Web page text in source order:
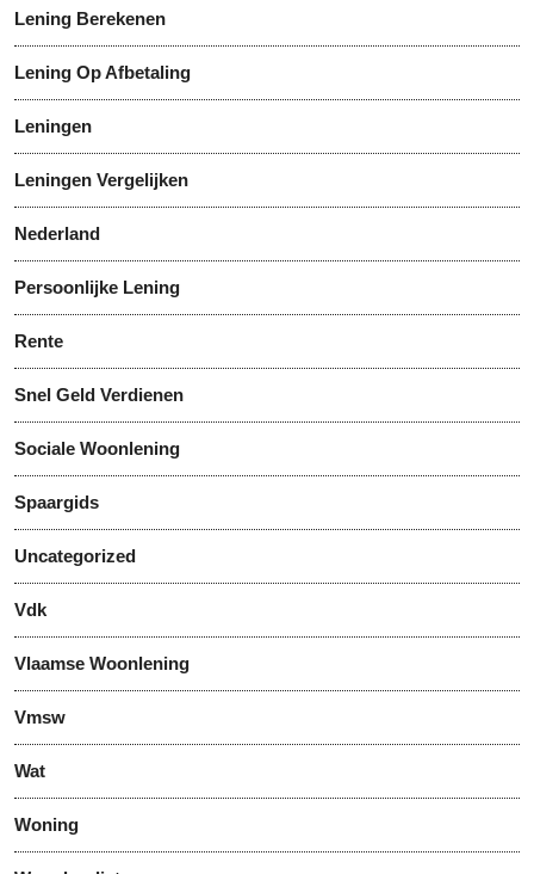
Lening Berekenen
Lening Op Afbetaling
Leningen
Leningen Vergelijken
Nederland
Persoonlijke Lening
Rente
Snel Geld Verdienen
Sociale Woonlening
Spaargids
Uncategorized
Vdk
Vlaamse Woonlening
Vmsw
Wat
Woning